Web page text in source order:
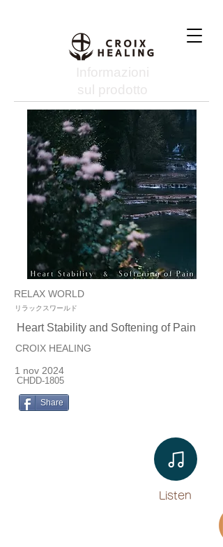
Informazioni
sul prodotto
RELAX WORLD
リラックスワールド
Heart Stability and Softening of Pain
CROIX HEALING
1 nov 2024
CHDD-1805
Share
Listen​